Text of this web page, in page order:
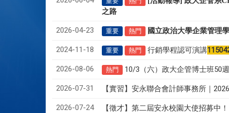
之路
2026-04-23 重要 熱門 國立政治大學企業管理
2024-11-18 重要 熱門 行銷學程認可演講
2026-08-06 熱門 10/3（六）政大企管博士班50
2026-07-31 【實習】安永聯合會計師事務所｜
2026-07-24 【徵才】第二屆安永校園大使招募中！